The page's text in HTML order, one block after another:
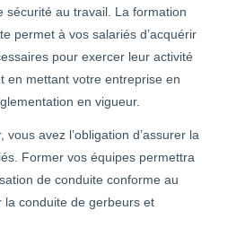
sécurité au travail. La formation
permet à vos salariés d’acquérir
pour exercer leur activité
en mettant votre entreprise en
en vigueur.
vous avez l’obligation d’assurer la
Former vos équipes permettra
de conduite conforme au
la conduite de gerbeurs et